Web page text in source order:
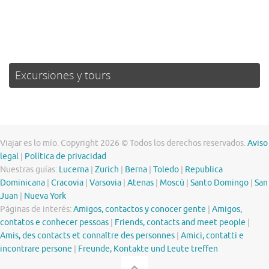
Excursiones y tours
Viajar es lo mío. Copyright 2026 © Todos los derechos reservados.Aviso
legal
Política de privacidad
Nuestras guías: Lucerna Zurich Berna Toledo
Republica
Dominicana Cracovia Varsovia Atenas Moscú Santo Domingo San
Juan
Nueva York
Páginas de interés:Amigos, contactos y conocer gente
Amigos,
contatos e conhecer pessoas
Friends, contacts and meet people
Amis, des contacts et connaître des personnes Amici, contatti e
incontrare persone
Freunde, Kontakte und Leute treffen